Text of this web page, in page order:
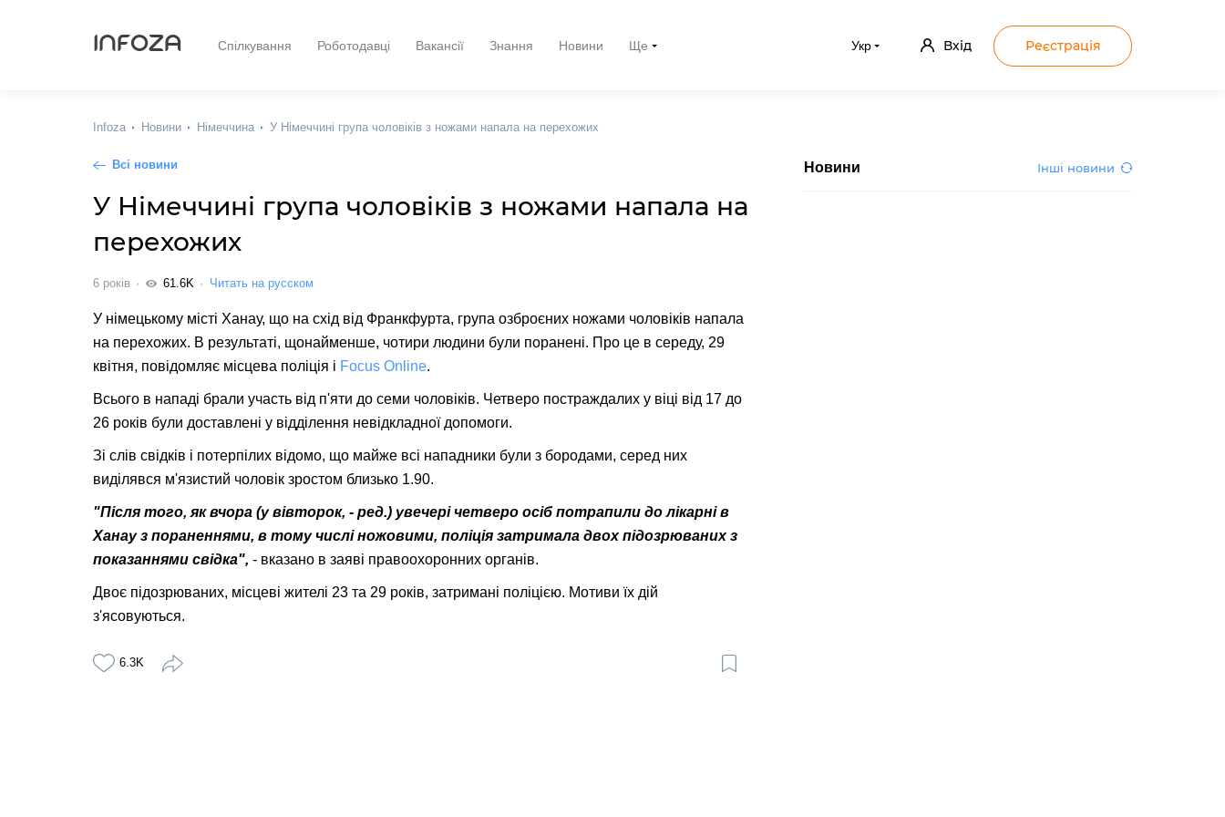
INFOZA Спілкування Роботодавці Вакансії Знання Новини Ще Укр Вхід Реєстрація
Infoza Новини Німеччина У Німеччині група чоловіків з ножами напала на перехожих
Всі новини
У Німеччині група чоловіків з ножами напала на
перехожих
6 років 61.6K Читать на русском
У німецькому місті Ханау, що на схід від Франкфурта, група озброєних ножами чоловіків напала
на перехожих. В результаті, щонайменше, чотири людини були поранені. Про це в середу, 29
квітня, повідомляє місцева поліція і Focus Online.
Всього в нападі брали участь від п'яти до семи чоловіків. Четверо постраждалих у віці від 17 до
26 років були доставлені у відділення невідкладної допомоги.
Зі слів свідків і потерпілих відомо, що майже всі нападники були з бородами, серед них
виділявся м'язистий чоловік зростом близько 1.90.
"Після того, як вчора (у вівторок, - ред.) увечері четверо осіб потрапили до лікарні в
Ханау з пораненнями, в тому числі ножовими, поліція затримала двох підозрюваних з
показаннями свідка", - вказано в заяві правоохоронних органів.
Двоє підозрюваних, місцеві жителі 23 та 29 років, затримані поліцією. Мотиви їх дій
з'ясовуються.
6.3K
Новини Інші новини